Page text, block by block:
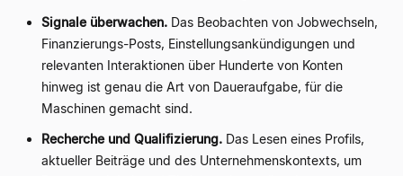
Signale überwachen. Das Beobachten von Jobwechseln,
Finanzierungs-Posts, Einstellungsankündigungen und
relevanten Interaktionen über Hunderte von Konten
hinweg ist genau die Art von Daueraufgabe, für die
Maschinen gemacht sind.
Recherche und Qualifizierung. Das Lesen eines Profils,
aktueller Beiträge und des Unternehmenskontexts, um